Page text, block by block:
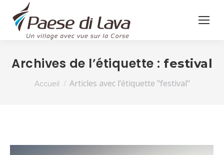
Archives de l’étiquette : festival
Vous êtes ici :
Accueil Articles avec l’étiquette "festival"